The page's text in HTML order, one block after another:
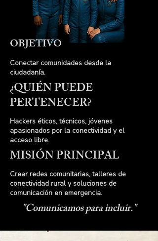
OBJETIVO
Conectar comunidades desde la
ciudadanía.
¿QUIÉN PUEDE
PERTENECER?
Hackers éticos, técnicos, jóvenes
apasionados por la conectividad y el
acceso libre.
MISIÓN PRINCIPAL
Crear redes comunitarias, talleres de
conectividad rural y soluciones de
comunicación en emergencia.
"Comunicamos para incluir."